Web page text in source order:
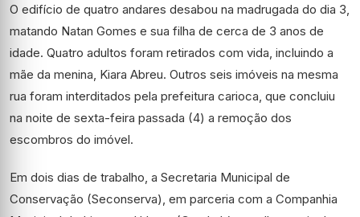
O edifício de quatro andares desabou na madrugada do dia 3,
matando Natan Gomes e sua filha de cerca de 3 anos de
idade. Quatro adultos foram retirados com vida, incluindo a
mãe da menina, Kiara Abreu. Outros seis imóveis na mesma
rua foram interditados pela prefeitura carioca, que concluiu
na noite de sexta-feira passada (4) a remoção dos
escombros do imóvel.
Em dois dias de trabalho, a Secretaria Municipal de
Conservação (Seconserva), em parceria com a Companhia